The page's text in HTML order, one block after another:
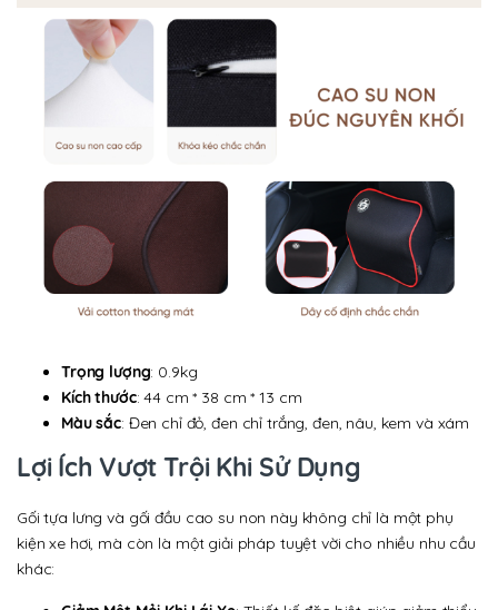
Trọng lượng: 0.9kg
Kích thước: 44 cm * 38 cm * 13 cm
Màu sắc: Đen chỉ đỏ, đen chỉ trắng, đen, nâu, kem và xám
Lợi Ích Vượt Trội Khi Sử Dụng
Gối tựa lưng và gối đầu cao su non này không chỉ là một phụ
kiện xe hơi, mà còn là một giải pháp tuyệt vời cho nhiều nhu cầu
khác: